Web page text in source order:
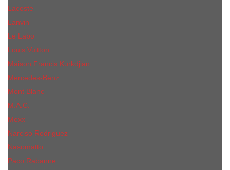
Lacoste
Lanvin
Le Labo
Louis Vuitton
Maison Francis Kurkdjian
Mercedes-Benz
Mont Blanc
M.А.C.
Mexx
Narciso Rodriguez
Nasomatto
Paco Rabanne